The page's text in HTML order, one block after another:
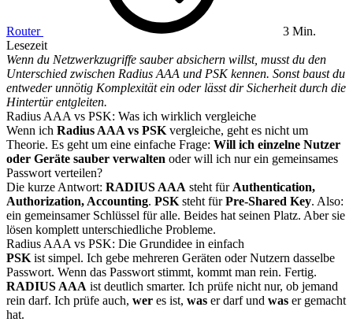
Router
3 Min.
Lesezeit
Wenn du Netzwerkzugriffe sauber absichern willst, musst du den
Unterschied zwischen Radius AAA und PSK kennen. Sonst baust du
entweder unnötig Komplexität ein oder lässt dir Sicherheit durch die
Hintertür entgleiten.
Radius AAA vs PSK: Was ich wirklich vergleiche
Wenn ich Radius AAA vs PSK vergleiche, geht es nicht um
Theorie. Es geht um eine einfache Frage: Will ich einzelne Nutzer
oder Geräte sauber verwalten oder will ich nur ein gemeinsames
Passwort verteilen?
Die kurze Antwort: RADIUS AAA steht für Authentication,
Authorization, Accounting. PSK steht fürPre-Shared Key. Also:
ein gemeinsamer Schlüssel für alle. Beides hat seinen Platz. Aber sie
lösen komplett unterschiedliche Probleme.
Radius AAA vs PSK: Die Grundidee in einfach
PSK ist simpel. Ich gebe mehreren Geräten oder Nutzern dasselbe
Passwort. Wenn das Passwort stimmt, kommt man rein. Fertig.
RADIUS AAA ist deutlich smarter. Ich prüfe nicht nur, ob jemand
rein darf. Ich prüfe auch, wer es ist, was er darf und was er gemacht
hat.